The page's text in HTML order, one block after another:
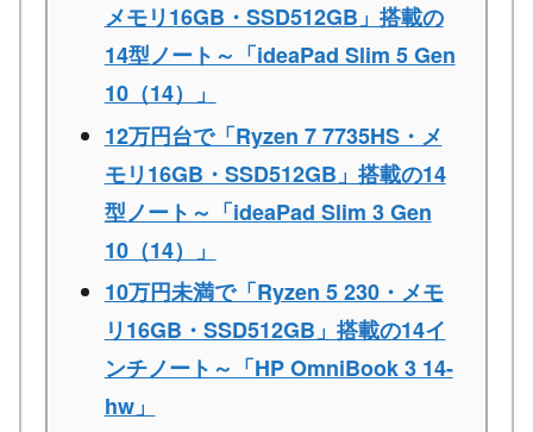
メモリ16GB・SSD512GB」搭載の
14型ノート～「ideaPad Slim 5 Gen
10（14）」
12万円台で「Ryzen 7 7735HS・メ
モリ16GB・SSD512GB」搭載の14
型ノート～「ideaPad Slim 3 Gen
10（14）」
10万円未満で「Ryzen 5 230・メモ
リ16GB・SSD512GB」搭載の14イ
ンチノート～「HP OmniBook 3 14-
hw」